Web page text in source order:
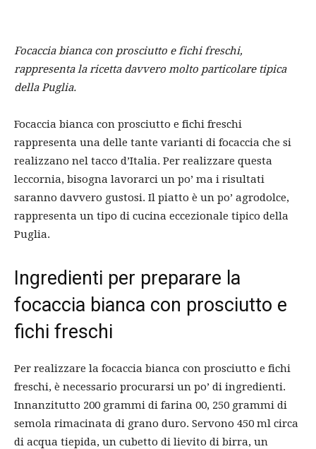
Focaccia bianca con prosciutto e fichi freschi,
rappresenta la ricetta davvero molto particolare tipica
della Puglia.
Focaccia bianca con prosciutto e fichi freschi
rappresenta una delle tante varianti di focaccia che si
realizzano nel tacco d’Italia. Per realizzare questa
leccornia, bisogna lavorarci un po’ ma i risultati
saranno davvero gustosi. Il piatto è un po’ agrodolce,
rappresenta un tipo di cucina eccezionale tipico della
Puglia.
Ingredienti per preparare la
focaccia bianca con prosciutto e
fichi freschi
Per realizzare la focaccia bianca con prosciutto e fichi
freschi, è necessario procurarsi un po’ di ingredienti.
Innanzitutto 200 grammi di farina 00, 250 grammi di
semola rimacinata di grano duro. Servono 450 ml circa
di acqua tiepida, un cubetto di lievito di birra, un